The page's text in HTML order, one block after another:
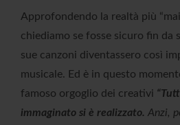
Approfondendo la realtà più
chiediamo se fosse sicuro fin da
sue canzoni diventassero così
musicale. Ed è in questo
famoso orgoglio dei creativi
immaginato si è realizzato. Anzi,